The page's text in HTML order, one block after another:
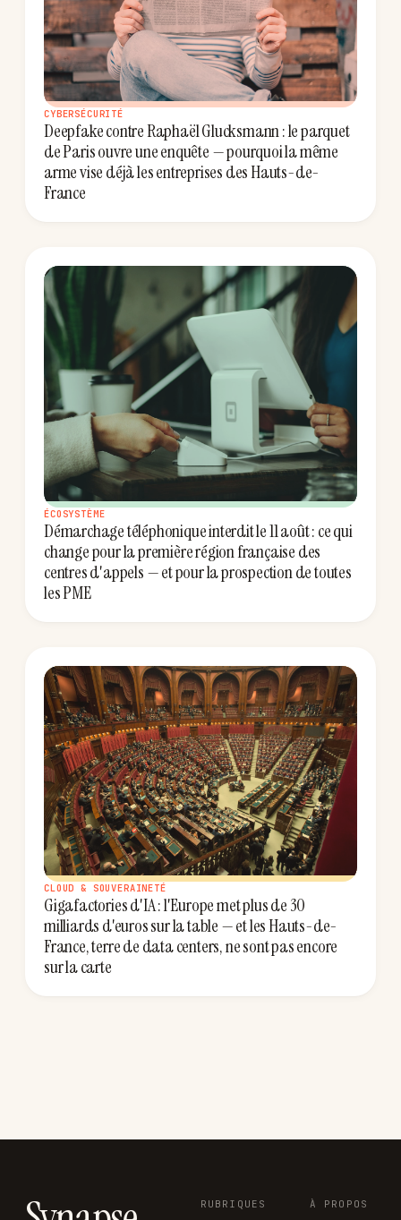
CYBERSÉCURITÉ
Deepfake contre Raphaël Glucksmann : le parquet
de Paris ouvre une enquête — pourquoi la même
arme vise déjà les entreprises des Hauts-de-
France
ÉCOSYSTÈME
Démarchage téléphonique interdit le 11 août : ce qui
change pour la première région française des
centres d'appels — et pour la prospection de toutes
les PME
CLOUD & SOUVERAINETÉ
Gigafactories d'IA : l'Europe met plus de 30
milliards d'euros sur la table — et les Hauts-de-
France, terre de data centers, ne sont pas encore
sur la carte
RUBRIQUES À PROPOS